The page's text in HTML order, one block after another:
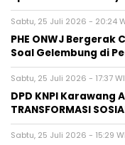
Sabtu, 25 Juli 2026 - 20:24
PHE ONWJ Bergerak
Soal Gelembung di
Sabtu, 25 Juli 2026 - 17:37
DPD KNPI Karawang
TRANSFORMASI
Sabtu, 25 Juli 2026 - 15:29